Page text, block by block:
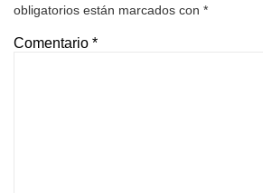
obligatorios están marcados con *
Comentario *